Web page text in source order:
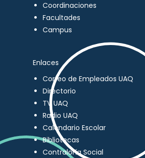
Coordinaciones
Facultades
Campus
Enlaces
Correo de Empleados UAQ
Directorio
TV UAQ
Radio UAQ
Calendario Escolar
Bibliotecas
Contraloría Social